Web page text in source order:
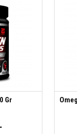
Gr